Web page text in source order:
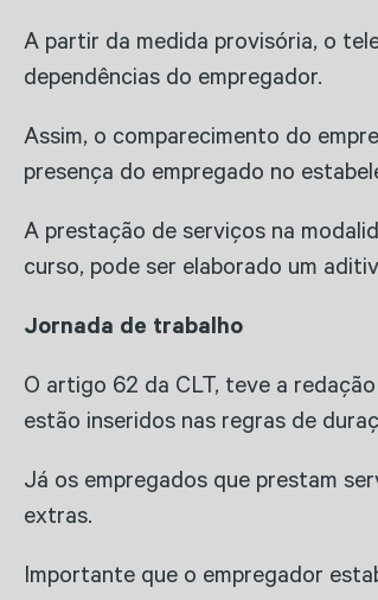
A partir da medida provisória, o
dependências do empregador.
Assim, o comparecimento do
presença do empregado no
A prestação de serviços na
curso, pode ser elaborado um
Jornada de trabalho
O artigo 62 da CLT, teve a
estão inseridos nas regras de
Já os empregados que prestam
extras.
Importante que o empregador